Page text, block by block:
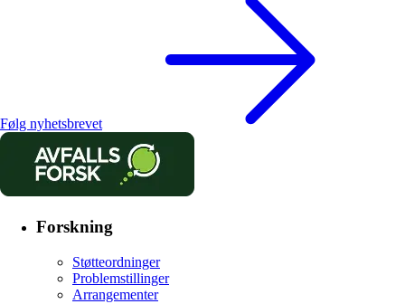
Følg nyhetsbrevet
Forskning
Støtteordninger
Problemstillinger
Arrangementer